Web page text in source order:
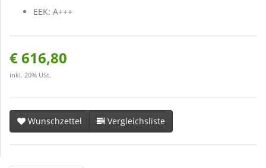
EEK: A+++
€ 616,80
inkl. 20% USt.
Wunschzettel Vergleichsliste